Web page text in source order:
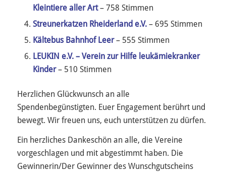
Kleintiere aller Art– 758 Stimmen
Streunerkatzen Rheiderland e.V. – 695 Stimmen
Kältebus Bahnhof Leer– 555 Stimmen
LEUKIN e.V. – Verein zur Hilfe leukämiekranker
Kinder– 510 Stimmen
Herzlichen Glückwunsch an alle
Spendenbegünstigten. Euer Engagement berührt und
bewegt. Wir freuen uns, euch unterstützen zu dürfen.
Ein herzliches Dankeschön an alle, die Vereine
vorgeschlagen und mit abgestimmt haben. Die
Gewinnerin/Der Gewinner des Wunschgutscheins